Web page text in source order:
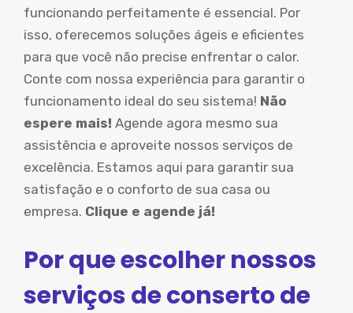
funcionando perfeitamente é essencial. Por
isso, oferecemos soluções ágeis e eficientes
para que você não precise enfrentar o calor.
Conte com nossa experiência para garantir o
funcionamento ideal do seu sistema! Não
espere mais! Agende agora mesmo sua
assistência e aproveite nossos serviços de
excelência. Estamos aqui para garantir sua
satisfação e o conforto de sua casa ou
empresa. Clique e agende já!
Por que escolher nossos
serviços de conserto de